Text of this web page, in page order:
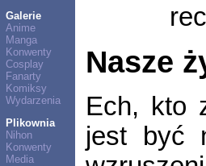
Galerie
Anime
Manga
Konwenty
Cosplay
Fanarty
Komiksy
Wydarzenia
Plikownia
Nihon
Konwenty
Media
Nasze
Ech, kto
jest być